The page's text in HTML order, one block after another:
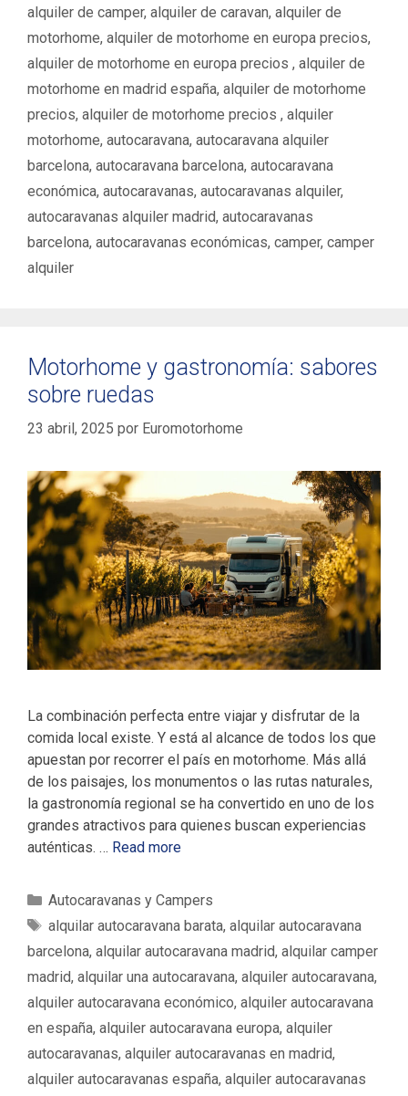
alquiler de camper, alquiler de caravan, alquiler de
motorhome, alquiler de motorhome en europa precios,
alquiler de motorhome en europa precios ‌ , alquiler de
motorhome en madrid españa, alquiler de motorhome
precios, alquiler de motorhome precios ‌ , alquiler
motorhome, autocaravana, autocaravana alquiler
barcelona, autocaravana barcelona, autocaravana
económica, autocaravanas, autocaravanas alquiler,
autocaravanas alquiler madrid, autocaravanas
barcelona, autocaravanas económicas, camper, camper
alquiler
Motorhome y gastronomía: sabores
sobre ruedas
23 abril, 2025 por Euromotorhome
La combinación perfecta entre viajar y disfrutar de la
comida local existe. Y está al alcance de todos los que
apuestan por recorrer el país en motorhome. Más allá
de los paisajes, los monumentos o las rutas naturales,
la gastronomía regional se ha convertido en uno de los
grandes atractivos para quienes buscan experiencias
auténticas. … Read more
C
a
g
o
r
í
a
Autocaravanas y Campers
E
t
u
e
t
a
alquilar autocaravana barata, alquilar autocaravana
barcelona, alquilar autocaravana madrid, alquilar camper
madrid, alquilar una autocaravana, alquiler autocaravana,
alquiler autocaravana económico, alquiler autocaravana
en españa, alquiler autocaravana europa, alquiler
autocaravanas, alquiler autocaravanas en madrid,
alquiler autocaravanas españa, alquiler autocaravanas